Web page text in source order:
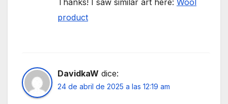
Thanks! I saw similar art here: Wool
product
DavidkaW dice:
24 de abril de 2025 a las 12:19 am